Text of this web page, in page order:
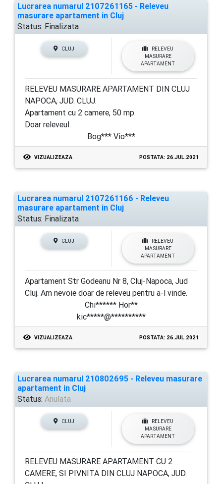
Lucrarea numarul 2107261165 - Releveu
masurare apartament in Cluj
Status: Finalizata
CLUJ
RELEVEU
MASURARE
APARTAMENT
RELEVEU MASURARE APARTAMENT DIN CLUJ
NAPOCA, JUD. CLUJ.
Apartament cu 2 camere, 50 mp.
Doar releveul.
Bog*** Vio***
VIZUALIZEAZA POSTATA: 26.JUL.2021
Lucrarea numarul 2107261166 - Releveu
masurare apartament in Cluj
Status: Finalizata
CLUJ
RELEVEU
MASURARE
APARTAMENT
Apartament Str Godeanu Nr 8, Cluj-Napoca, Jud
Cluj. Am nevoie doar de releveu pentru a-l vinde.
Chi****** Hor**
kic*****@**********
VIZUALIZEAZA POSTATA: 26.JUL.2021
Lucrarea numarul 210802695 - Releveu masurare
apartament in Cluj
Status: Anulata
CLUJ
RELEVEU
MASURARE
APARTAMENT
RELEVEU MASURARE APARTAMENT CU 2
CAMERE, SI PIVNITA DIN CLUJ NAPOCA, JUD.